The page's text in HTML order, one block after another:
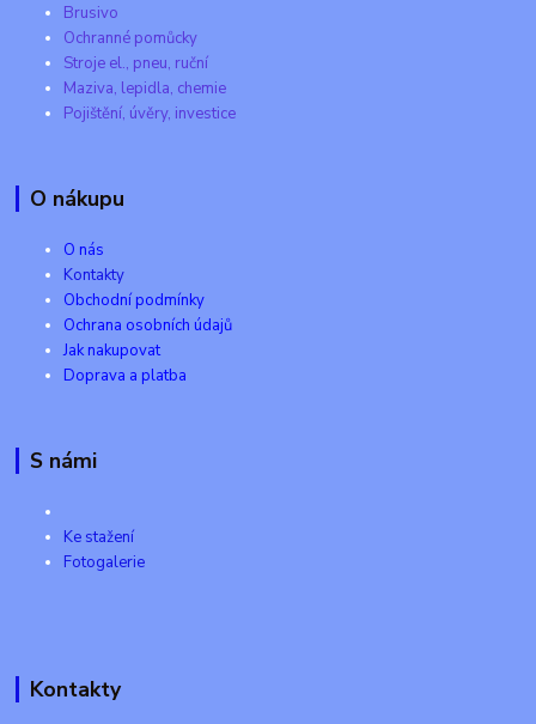
Brusivo
Ochranné pomůcky
Stroje el., pneu, ruční
Maziva, lepidla, chemie
Pojištění, úvěry, investice
O nákupu
O nás
Kontakty
Obchodní podmínky
Ochrana osobních údajů
Jak nakupovat
Doprava a platba
S námi
Ke stažení
Fotogalerie
Kontakty